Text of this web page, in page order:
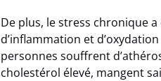
De plus, le stress chronique
d’inflammation et
personnes souffrent
cholestérol élevé, mangent